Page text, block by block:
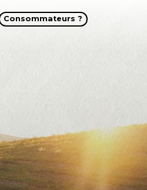
Consommateurs ?